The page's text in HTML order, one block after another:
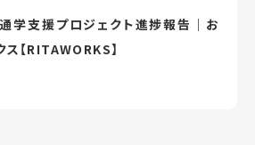
学支援プロジェクト進捗報告｜お
【RITAWORKS】